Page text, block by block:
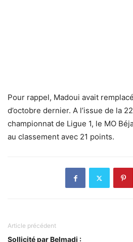
Pour rappel, Madoui avait
d’octobre dernier. A l’issue de la
championnat de Ligue 1, le MO
au classement avec 21 points.
Article précédent
Sollicité par Belmadi :